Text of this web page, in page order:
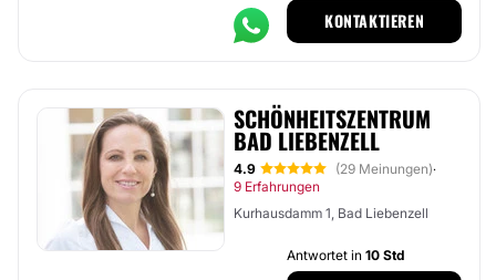
KONTAKTIEREN
SCHÖNHEITSZENTRUM
BAD LIEBENZELL
4.9 (29 Meinungen)·
9 Erfahrungen
Kurhausdamm 1, Bad Liebenzell
Antwortet in 10 Std